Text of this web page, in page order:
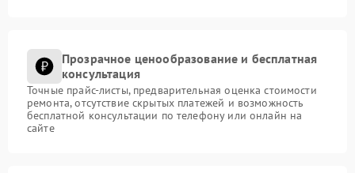
Прозрачное ценообразование и бесплатная
консультация
Точные прайс-листы, предварительная оценка стоимости
ремонта, отсутствие скрытых платежей и возможность
бесплатной консультации по телефону или онлайн на
сайте